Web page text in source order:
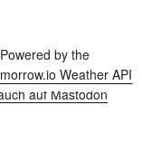
auf Mastodon